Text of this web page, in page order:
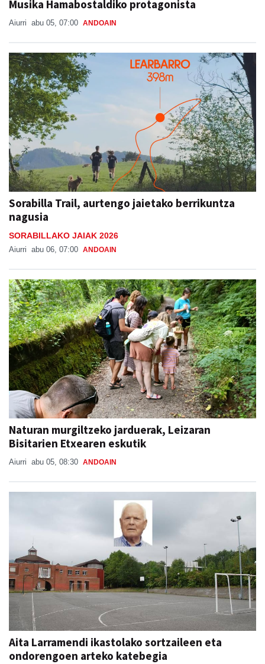
Musika Hamabostaldiko protagonista
Aiurri abu 05, 07:00 ANDOAIN
Sorabilla Trail, aurtengo jaietako berrikuntza
nagusia
SORABILLAKO JAIAK 2026
Aiurri abu 06, 07:00 ANDOAIN
Naturan murgiltzeko jarduerak, Leizaran
Bisitarien Etxearen eskutik
Aiurri abu 05, 08:30 ANDOAIN
Aita Larramendi ikastolako sortzaileen eta
ondorengoen arteko katebegia